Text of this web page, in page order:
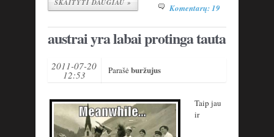
SKAITYTI DAUGIAU » Komentarų: 19
austrai yra labai protinga tauta
2011-07-20
12:53 Parašėburžujus
Taip jau
ir